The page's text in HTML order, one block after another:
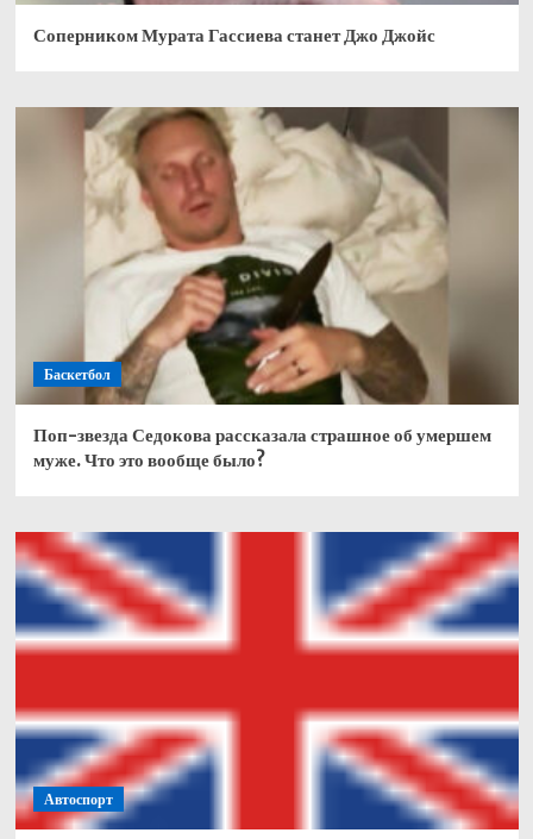
Соперником Мурата Гассиева станет Джо Джойс
Баскетбол
Поп-звезда Седокова рассказала страшное об умершем
муже. Что это вообще было?
Автоспорт